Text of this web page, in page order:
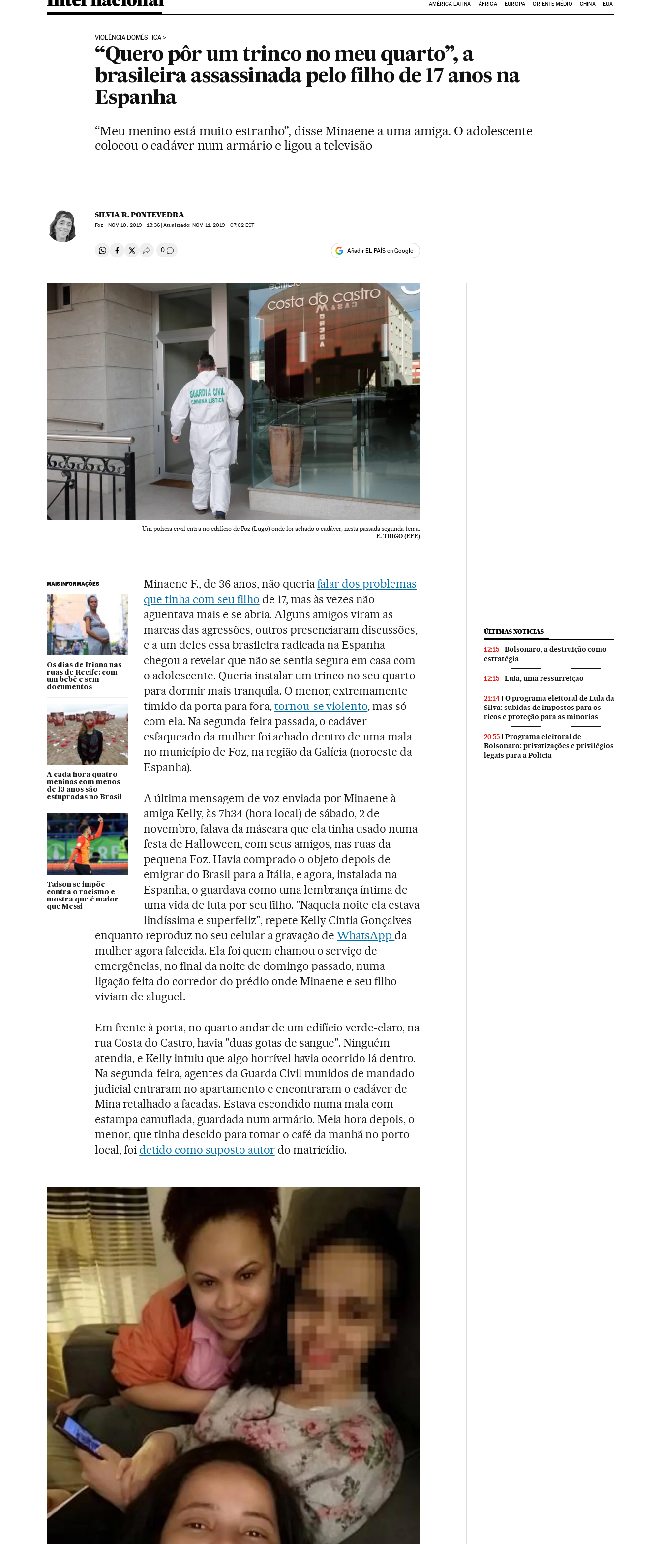
AMÉRICA LATINA ÁFRICA EUROPA ORIENTE MÉDIO CHINA EUA
VIOLÊNCIA DOMÉSTICA
“Quero pôr um trinco no meu quarto”, a
brasileira assassinada pelo filho de 17 anos na
Espanha
“Meu menino está muito estranho”, disse Minaene a uma amiga. O adolescente
colocou o cadáver num armário e ligou a televisão
SILVIA R. PONTEVEDRA
Foz - NOV 10, 2019 - 13:36 atualizado: NOV 11, 2019 - 07:02 EST
Compartir en Whatsapp
Compartir en Facebook
Compartir en Twitter
Desplegar Redes Sociales
0 Comentários Añadir EL PAÍS en Google
Um policia civil entra no edifício de Foz (Lugo) onde foi achado o cadáver, nesta passada segunda-feira.
E. TRIGO (EFE)
MAIS INFORMAÇÕES
Os dias de Iriana nas
ruas de Recife: com
um bebê e sem
documentos
A cada hora quatro
meninas com menos
de 13 anos são
estupradas no Brasil
Taison se impõe
contra o racismo e
mostra que é maior
que Messi
Minaene F., de 36 anos, não queriafalar dos problemas
que tinha com seu filho de 17, mas às vezes não
aguentava mais e se abria. Alguns amigos viram as
marcas das agressões, outros presenciaram discussões,
e a um deles essa brasileira radicada na Espanha
chegou a revelar que não se sentia segura em casa com
o adolescente. Queria instalar um trinco no seu quarto
para dormir mais tranquila. O menor, extremamente
tímido da porta para fora, tornou-se violento, mas só
com ela. Na segunda-feira passada, o cadáver
esfaqueado da mulher foi achado dentro de uma mala
no município de Foz, na região da Galícia (noroeste da
Espanha).
A última mensagem de voz enviada por Minaene à
amiga Kelly, às 7h34 (hora local) de sábado, 2 de
novembro, falava da máscara que ela tinha usado numa
festa de Halloween, com seus amigos, nas ruas da
pequena Foz. Havia comprado o objeto depois de
emigrar do Brasil para a Itália, e agora, instalada na
Espanha, o guardava como uma lembrança íntima de
uma vida de luta por seu filho. "Naquela noite ela estava
lindíssima e superfeliz", repete Kelly Cintia Gonçalves
enquanto reproduz no seu celular a gravação deWhatsApp da
mulher agora falecida. Ela foi quem chamou o serviço de
emergências, no final da noite de domingo passado, numa
ligação feita do corredor do prédio onde Minaene e seu filho
viviam de aluguel.
Em frente à porta, no quarto andar de um edifício verde-claro, na
rua Costa do Castro, havia "duas gotas de sangue". Ninguém
atendia, e Kelly intuiu que algo horrível havia ocorrido lá dentro.
Na segunda-feira, agentes da Guarda Civil munidos de mandado
judicial entraram no apartamento e encontraram o cadáver de
Mina retalhado a facadas. Estava escondido numa mala com
estampa camuflada, guardada num armário. Meia hora depois, o
menor, que tinha descido para tomar o café da manhã no porto
local, foi detido como suposto autordo matricídio.
ÚLTIMAS NOTICIAS
12:15
Bolsonaro, a destruição como
estratégia
12:15 Lula, uma ressurreição
21:14
O programa eleitoral de Lula da
Silva: subidas de impostos para os
ricos e proteção para as minorias
20:55
Programa eleitoral de
Bolsonaro: privatizações e privilégios
legais para a Polícia